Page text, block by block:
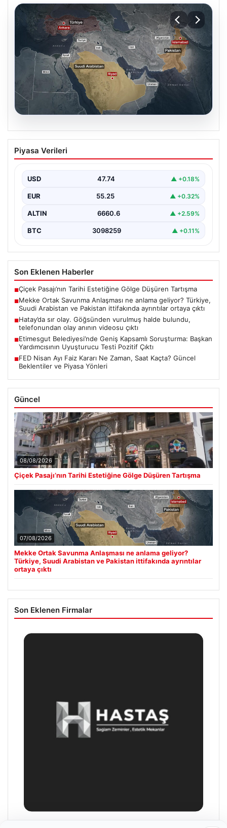
07.08.2026
Mekke Ortak Savunma Anlaşması ne
anlama geliyor? Türkiye, Suudi
ayrıntılar ortaya çıktı
Piyasa Verileri
USD 47.74 ▲ +0.18%
EUR 55.25 ▲ +0.32%
ALTIN 6660.6 ▲ +2.59%
BTC 3098259 ▲ +0.11%
Son Eklenen Haberler
■Çiçek Pasajı’nın Tarihi Estetiğine Gölge Düşüren Tartışma
■Mekke Ortak Savunma Anlaşması ne anlama geliyor? Türkiye,
Suudi Arabistan ve Pakistan ittifakında ayrıntılar ortaya çıktı
■Hatay’da sır olay. Göğsünden vurulmuş halde bulundu,
telefonundan olay anının videosu çıktı
■Etimesgut Belediyesi’nde Geniş Kapsamlı Soruşturma: Başkan
Yardımcısının Uyuşturucu Testi Pozitif Çıktı
■FED Nisan Ayı Faiz Kararı Ne Zaman, Saat Kaçta? Güncel
Beklentiler ve Piyasa Yönleri
Güncel
08/08/2026
Çiçek Pasajı’nın Tarihi Estetiğine Gölge Düşüren Tartışma
07/08/2026
Mekke Ortak Savunma Anlaşması ne anlama geliyor?
Türkiye, Suudi Arabistan ve Pakistan ittifakında ayrıntılar
ortaya çıktı
Son Eklenen Firmalar